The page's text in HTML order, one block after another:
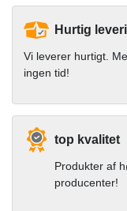
Hurtig
Vi leverer hurtigt.
ingen tid!
top kvalitet
Produkter af
producenter!